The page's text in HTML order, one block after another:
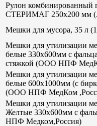
Рулон
СТЕРИМАГ 250х200 мм
Мешки для мусора, 35 л
Мешки для утилизации
белые 330х600мм с
стяжкой (ООО НПФ
Мешки для утилизации
белые 600х1000мм (с
(ООО НПФ МедКом
Мешки для утилизации
Желтые 330х600мм с
НПФ Медком,Россия)